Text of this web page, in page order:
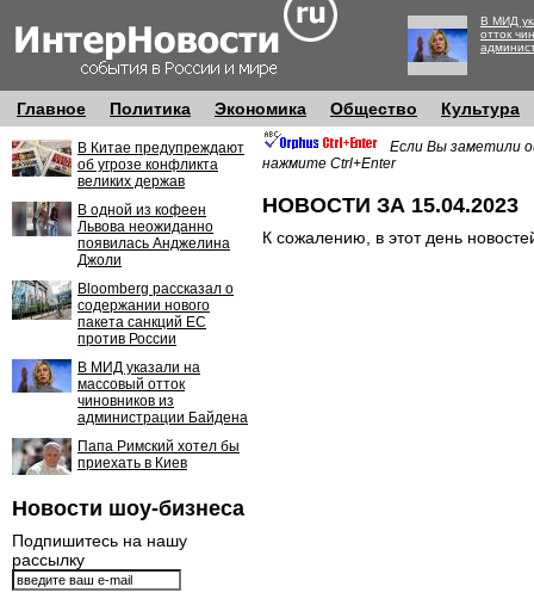
В МИД
отток
Главное Политика Экономика Общество Культура
В Китае предупреждают
об угрозе конфликта
великих держав
В одной из кофеен
Львова неожиданно
появилась Анджелина
Джоли
Bloomberg рассказал о
содержании нового
пакета санкций ЕС
против России
В МИД указали на
массовый отток
чиновников из
администрации Байдена
Папа Римский хотел бы
приехать в Киев
Новости шоу-бизнеса
Подпишитесь на нашу
рассылку
Если Вы заметили
нажмите Ctrl+Enter
НОВОСТИ ЗА 15.04.2023
К сожалению, в этот день